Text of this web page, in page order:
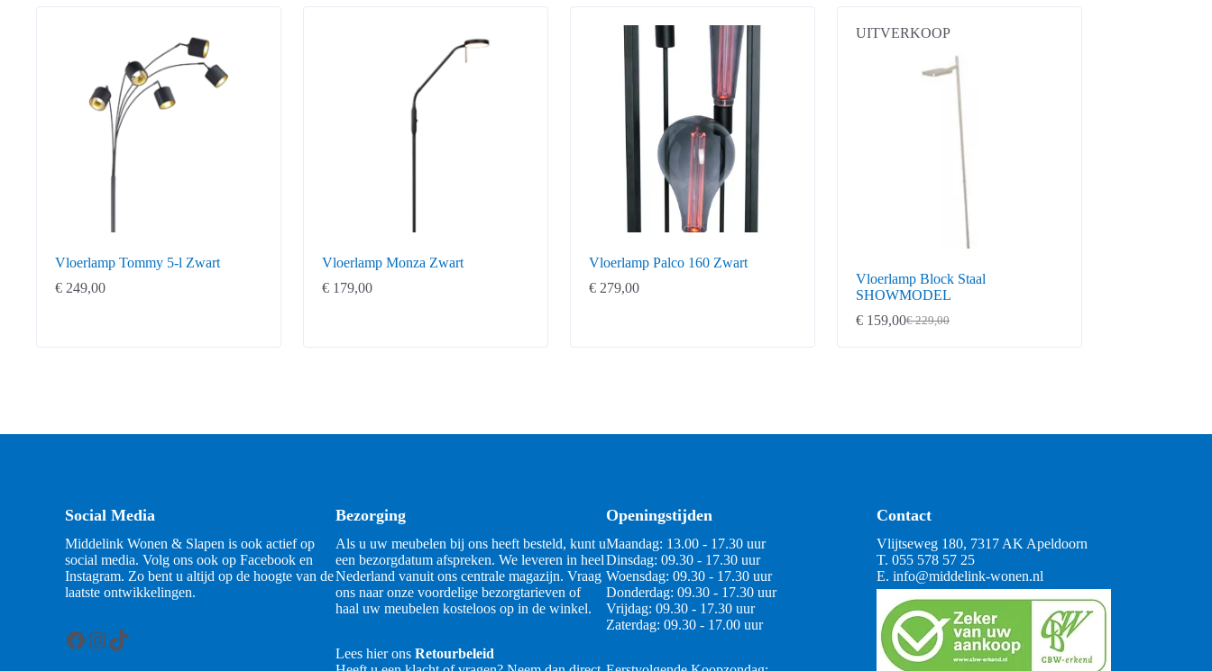
Vloerlamp Tommy 5-l Zwart
€ 249,00
Vloerlamp Monza Zwart
€ 179,00
Vloerlamp Palco 160 Zwart
€ 279,00
UITVERKOOP
Vloerlamp Block Staal
SHOWMODEL
€229,00
Oorspronkelijke
€ 159,00
Huidige
Social Media
Middelink Wonen & Slapen is ook actief op
social media. Volg ons ook op Facebook en
Instagram. Zo bent u altijd op de hoogte van de
laatste ontwikkelingen.
Facebook
Instagram
TikTok
Bezorging
Als u uw meubelen bij ons heeft besteld, kunt u
een bezorgdatum afspreken. We leveren in heel
Nederland vanuit ons centrale magazijn. Vraag
ons naar onze voordelige bezorgtarieven of
haal uw meubelen kosteloos op in de winkel.
Lees hier ons Retourbeleid
Openingstijden
Maandag: 13.00 - 17.30 uur
Dinsdag: 09.30 - 17.30 uur
Woensdag: 09.30 - 17.30 uur
Donderdag: 09.30 - 17.30 uur
Vrijdag: 09.30 - 17.30 uur
Zaterdag: 09.30 - 17.00 uur
Contact
Vlijtseweg 180, 7317 AK Apeldoorn
T. 055 578 57 25
E. info@middelink-wonen.nl